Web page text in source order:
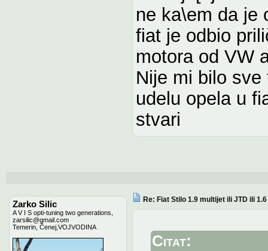
ne ka\em da je
fiat je odbio
motora od VW
Nije mi bilo
udelu opela u
stvari
Zarko Silic
A V I S opti-tuning two generations,
zarsilic@gmail.com
Temerin, Čenej,VOJVODINA
Re: Fiat Stilo 1.9 multijet ili JTD ili
Citat: